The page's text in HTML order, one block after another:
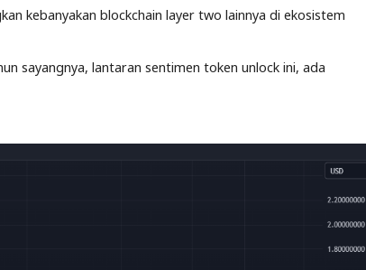
kebanyakan blockchain layer two lainnya di ekosistem
sayangnya, lantaran sentimen token unlock ini, ada